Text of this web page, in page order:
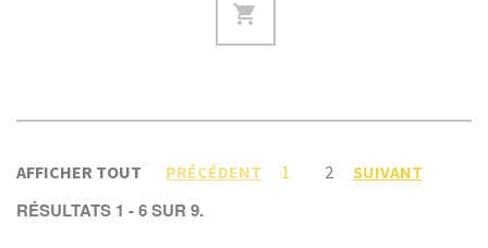
AFFICHER TOUT PRÉCÉDENT 1 2 SUIVANT
RÉSULTATS 1 - 6 SUR 9.